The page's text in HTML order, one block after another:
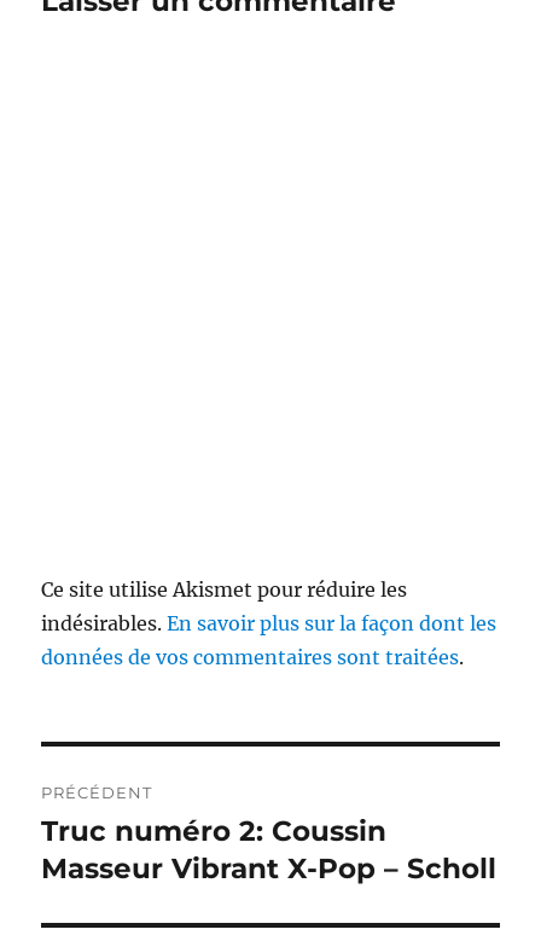
Ce site utilise Akismet pour réduire les
indésirables.En savoir plus sur la façon dont les
données de vos commentaires sont traitées.
de
l’article
PRÉCÉDENT
Publication
précédente :
Truc numéro 2: Coussin
Masseur Vibrant X-Pop – Scholl